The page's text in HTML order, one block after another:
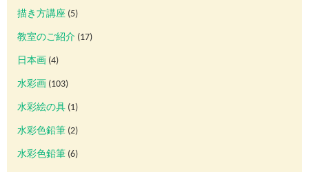
描き方講座 (5)
教室のご紹介 (17)
日本画 (4)
水彩画 (103)
水彩絵の具 (1)
水彩色鉛筆 (2)
水彩色鉛筆 (6)